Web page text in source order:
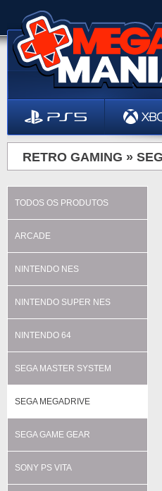
RETRO GAMING »
TODOS OS PRODUTOS
ARCADE
NINTENDO NES
NINTENDO SUPER NES
NINTENDO 64
SEGA MASTER SYSTEM
SEGA MEGADRIVE
SEGA GAME GEAR
SONY PS VITA